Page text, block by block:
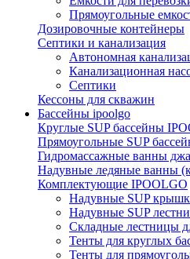
Прямоугольные
Дозировочные контейнеры
Септики и канализация
Автономная
Канализационная
Септики
Кессоны для скважин
Бассейны ipoolgo
Круглые SUP бассейны
Прямоугольные SUP
Гидромассажные ванны
Надувные ледяные ванны
Комплектующие IPOOLGO
Надувные SUP
Надувные SUP
Складные лестницы
Тенты для круглых
Тенты для